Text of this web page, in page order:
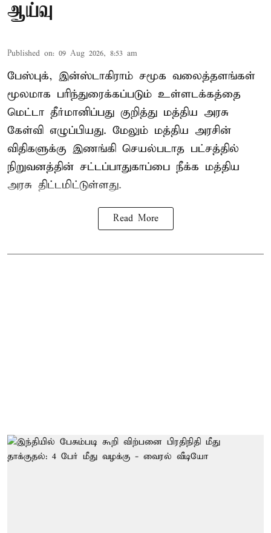
ஆய்வு
Published on: 09 Aug 2026, 8:53 am
பேஸ்புக், இன்ஸ்டாகிராம் சமூக வலைத்தளங்கள்
மூலமாக பரிந்துரைக்கப்படும் உள்ளடக்கத்தை
மெட்டா தீர்மானிப்பது குறித்து மத்திய அரசு
கேள்வி எழுப்பியது. மேலும் மத்திய அரசின்
விதிகளுக்கு இணங்கி செயல்படாத பட்சத்தில்
நிறுவனத்தின் சட்டப்பாதுகாப்பை நீக்க மத்திய
அரசு திட்டமிட்டுள்ளது.
Read More